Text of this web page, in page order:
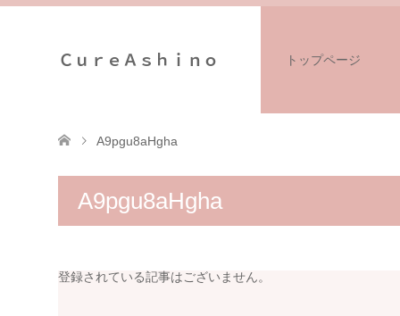
ＣｕｒｅＡｓｈｉｎｏ トップページ
A9pgu8aHgha
A9pgu8aHgha
登録されている記事はございません。